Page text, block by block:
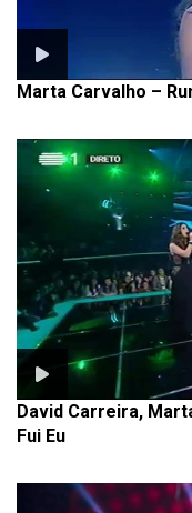
Marta Carvalho –
David Carreira,
Fui Eu